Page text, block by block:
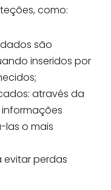
como:
são
inseridos por
através da
las o mais
evitar perdas